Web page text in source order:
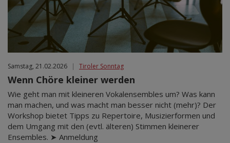
Samstag, 21.02.2026 | Tiroler Sonntag
Wenn Chöre kleiner werden
Wie geht man mit kleineren Vokalensembles um? Was kann
man machen, und was macht man besser nicht (mehr)? Der
Workshop bietet Tipps zu Repertoire, Musizierformen und
dem Umgang mit den (evtl. älteren) Stimmen kleinerer
Ensembles. ➤ Anmeldung